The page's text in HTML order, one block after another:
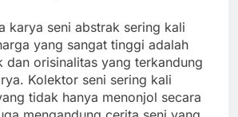
karya seni abstrak sering kali
yang sangat tinggi adalah
dan orisinalitas yang terkandung
Kolektor seni sering kali
tidak hanya menonjol secara